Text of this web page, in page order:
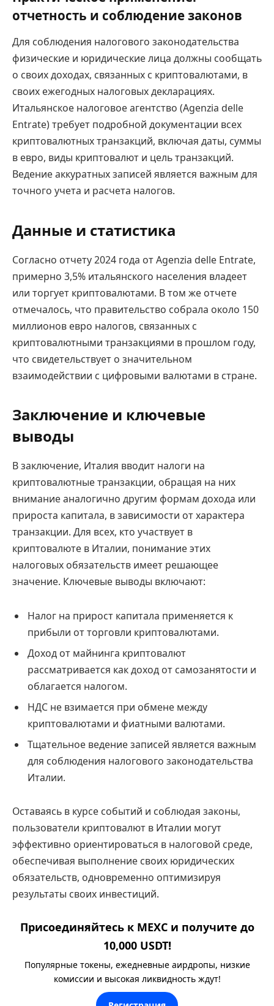
отчетность и соблюдение законов
Для соблюдения налогового законодательства
физические и юридические лица должны сообщать
о своих доходах, связанных с криптовалютами, в
своих ежегодных налоговых декларациях.
Итальянское налоговое агентство (Agenzia delle
Entrate) требует подробной документации всех
криптовалютных транзакций, включая даты, суммы
в евро, виды криптовалют и цель транзакций.
Ведение аккуратных записей является важным для
точного учета и расчета налогов.
Данные и статистика
Согласно отчету 2024 года от Agenzia delle Entrate,
примерно 3,5% итальянского населения владеет
или торгует криптовалютами. В том же отчете
отмечалось, что правительство собрала около 150
миллионов евро налогов, связанных с
криптовалютными транзакциями в прошлом году,
что свидетельствует о значительном
взаимодействии с цифровыми валютами в стране.
Заключение и ключевые
выводы
В заключение, Италия вводит налоги на
криптовалютные транзакции, обращая на них
внимание аналогично другим формам дохода или
прироста капитала, в зависимости от характера
транзакции. Для всех, кто участвует в
криптовалюте в Италии, понимание этих
налоговых обязательств имеет решающее
значение. Ключевые выводы включают:
Налог на прирост капитала применяется к
прибыли от торговли криптовалютами.
Доход от майнинга криптовалют
рассматривается как доход от самозанятости и
облагается налогом.
НДС не взимается при обмене между
криптовалютами и фиатными валютами.
Тщательное ведение записей является важным
для соблюдения налогового законодательства
Италии.
Оставаясь в курсе событий и соблюдая законы,
пользователи криптовалют в Италии могут
эффективно ориентироваться в налоговой среде,
обеспечивая выполнение своих юридических
обязательств, одновременно оптимизируя
результаты своих инвестиций.
Присоединяйтесь к MEXC и получите до
10,000 USDT!
Популярные токены, ежедневные аирдропы, низкие
комиссии и высокая ликвидность ждут!